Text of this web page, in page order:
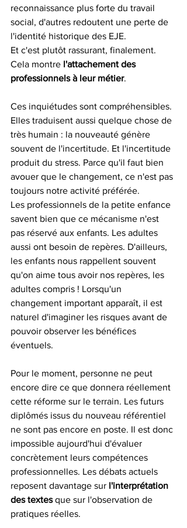
reconnaissance plus forte du travail
social, d'autres redoutent une perte de
l'identité historique des EJE.
Et c'est plutôt rassurant, finalement.
Cela montre l'attachement des
professionnels à leur métier.
Ces inquiétudes sont compréhensibles.
Elles traduisent aussi quelque chose de
très humain : la nouveauté génère
souvent de l'incertitude. Et l'incertitude
produit du stress. Parce qu'il faut bien
avouer que le changement, ce n'est pas
toujours notre activité préférée.
Les professionnels de la petite enfance
savent bien que ce mécanisme n'est
pas réservé aux enfants. Les adultes
aussi ont besoin de repères. D'ailleurs,
les enfants nous rappellent souvent
qu'on aime tous avoir nos repères, les
adultes compris ! Lorsqu'un
changement important apparaît, il est
naturel d'imaginer les risques avant de
pouvoir observer les bénéfices
éventuels.
Pour le moment, personne ne peut
encore dire ce que donnera réellement
cette réforme sur le terrain. Les futurs
diplômés issus du nouveau référentiel
ne sont pas encore en poste. Il est donc
impossible aujourd'hui d'évaluer
concrètement leurs compétences
professionnelles. Les débats actuels
reposent davantage sur l'interprétation
des textes que sur l'observation de
pratiques réelles.